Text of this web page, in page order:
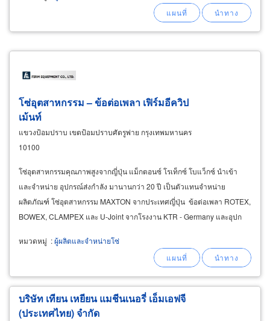
โซ่อุตสาหกรรม – ข้อต่อเพลา เฟิร์มอีควิป
เม้นท์
แขวงป้อมปราบ เขตป้อมปราบศัตรูพ่าย กรุงเทพมหานคร
10100
โซ่อุตสาหกรรมคุณภาพสูงจากญี่ปุ่น แม็กตอนซ์ โรเท็กซ์ โบแว็กซ์ นำเข้า
และจำหน่าย อุปกรณ์ส่งกำลัง มานานกว่า 20 ปี เป็นตัวแทนจำหน่าย
ผลิตภัณฑ์ โซ่อุตสาหกรรม MAXTON จากประเทศญี่ปุ่น ข้อต่อเพลา ROTEX,
BOWEX, CLAMPEX และ U-Joint จากโรงงาน KTR - Germany และอุปก
หมวดหมู่ :ผู้ผลิตและจำหน่ายโซ่
บริษัท เทียน เหยียน แมชีนเนอรี่ เอ็มเอฟจี
(ประเทศไทย) จำกัด